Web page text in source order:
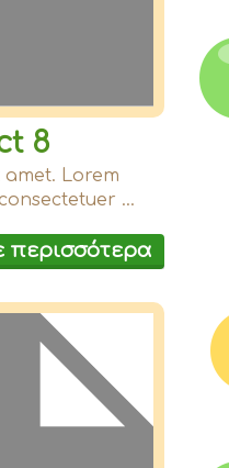
8
Lorem
...
περισσότερα